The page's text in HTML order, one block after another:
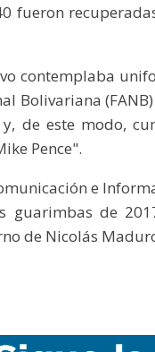
fueron
contemplaba
Bolivariana
de este modo,
Pence".
e
de
de Nicolás